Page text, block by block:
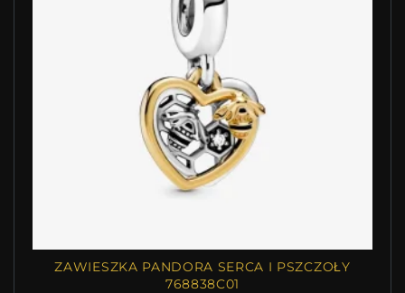
ZAWIESZKA PANDORA SERCA I PSZCZOŁY
768838C01